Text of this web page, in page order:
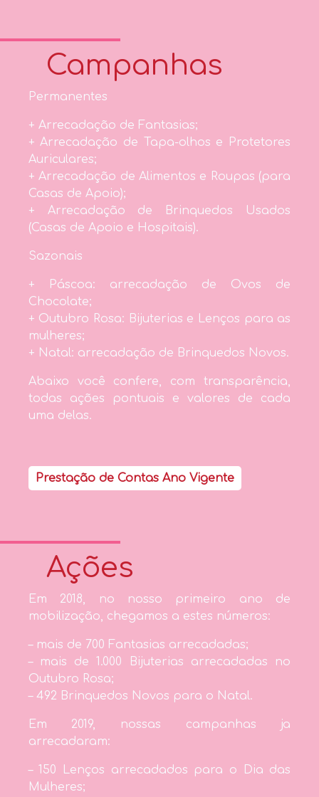
Campanhas
Permanentes
+ Arrecadação de Fantasias;
+ Arrecadação de Tapa-olhos e Protetores
Auriculares;
+ Arrecadação de Alimentos e Roupas (para
Casas de Apoio);
+ Arrecadação de Brinquedos Usados
(Casas de Apoio e Hospitais).
Sazonais
+ Páscoa: arrecadação de Ovos de
Chocolate;
+ Outubro Rosa: Bijuterias e Lenços para as
mulheres;
+ Natal: arrecadação de Brinquedos Novos.
Abaixo você confere, com transparência,
todas ações pontuais e valores de cada
uma delas.
Prestação de Contas Ano Vigente
Ações
Em 2018, no nosso primeiro ano de
mobilização, chegamos a estes números:
– mais de 700 Fantasias arrecadadas;
– mais de 1.000 Bijuterias arrecadadas no
Outubro Rosa;
– 492 Brinquedos Novos para o Natal.
Em 2019, nossas campanhas ja
arrecadaram:
– 150 Lenços arrecadados para o Dia das
Mulheres;